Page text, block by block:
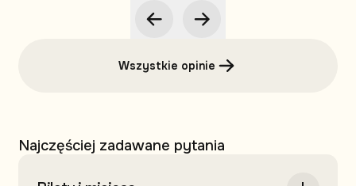
Wszystkie opinie
Najczęściej zadawane pytania